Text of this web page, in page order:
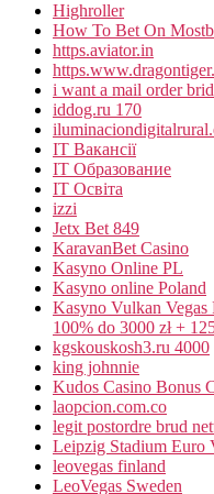
Highroller
How To Bet On
https.aviator.in
i want a mail order
iddog.ru 170
IT Вакансії
IT Образование
IT Освіта
izzi
Jetx Bet 849
KaravanBet Casino
Kasyno Online PL
Kasyno online Poland
Kasyno Vulkan Vegas
100% do 3000 zł +
kgskouskosh3.ru 4000
king johnnie
Kudos Casino Bonus
laopcion.com.co
legit postordre brud
Leipzig Stadium Euro
leovegas finland
LeoVegas Sweden